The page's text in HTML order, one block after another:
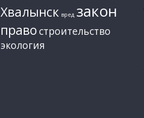
Хвалынск вред закон
право строительство
экология